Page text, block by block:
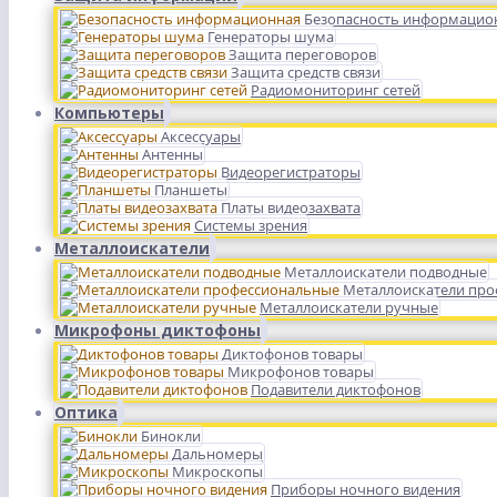
Безопасность
Генераторы шума
Защита переговоров
Защита средств связи
Радиомониторинг сетей
Компьютеры
Аксессуары
Антенны
Видеорегистраторы
Планшеты
Платы видеозахвата
Системы зрения
Металлоискатели
Металлоискатели подводные
Металлоискатели
Металлоискатели ручные
Микрофоны диктофоны
Диктофонов товары
Микрофонов товары
Подавители диктофонов
Оптика
Бинокли
Дальномеры
Микроскопы
Приборы ночного видения